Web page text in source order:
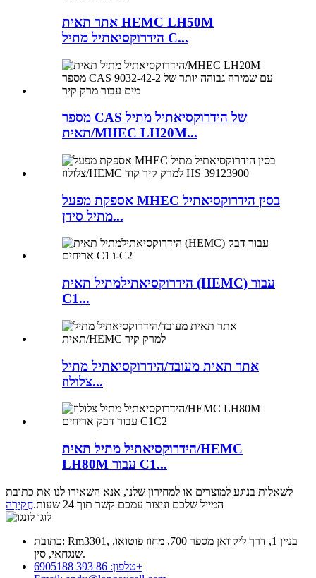
אתר תאית HEMC LH50M
הידרוקסיאתיל מתיל C...
מספר CAS של הידרוקסיאתיל מתיל
תאית/MHEC LH20M...
אספקת מפעל MHEC בסין הידרוקסיאתיל
מתיל סידן...
הידרוקסיאתילמתיל תאית (HEMC) עבור
C1...
אתר תאית מעובד/הידרוקסיאתיל מתיל
צלולוז...
הידרוקסיאתיל מתיל תאית/HEMC
LH80M עבור C1...
לשאלות בנוגע למוצרים או למחירון שלנו, אנא השאירו לנו את כתובת
המייל שלכם וניצור עמכם קשר תוך 24 שעות.
חֲקִירָה
כתובת: Rm3301, בניין 1, דרך ליקוואן מספר 700, מחוז פוטואו,
שנגחאי, סין.
טלפון: 86 393 6905188+